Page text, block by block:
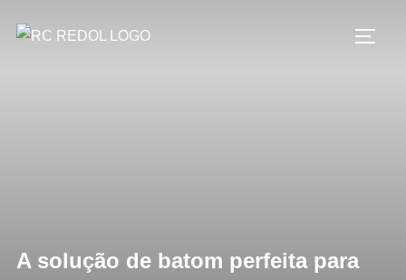
A solução de batom perfeita para